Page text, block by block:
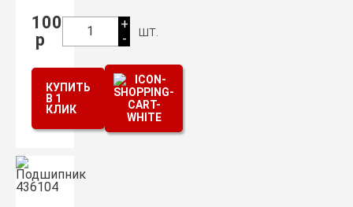
100
р
1
+
-
шт.
КУПИТЬ
В 1
КЛИК